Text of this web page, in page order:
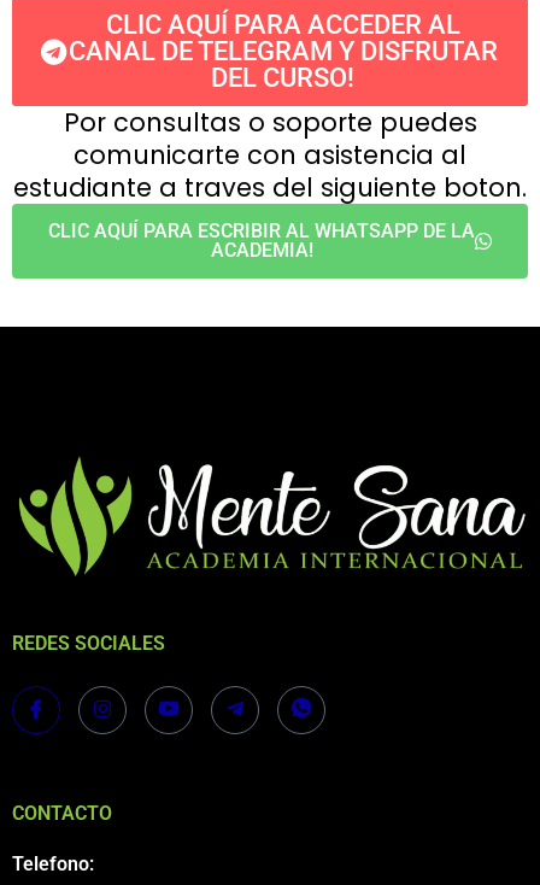
CLIC AQUÍ PARA ACCEDER AL
CANAL DE TELEGRAM Y DISFRUTAR
DEL CURSO!
Por consultas o soporte puedes
comunicarte con asistencia al
estudiante a traves del siguiente boton.
CLIC AQUÍ PARA ESCRIBIR AL WHATSAPP DE LA
ACADEMIA!
REDES SOCIALES
CONTACTO
Telefono: